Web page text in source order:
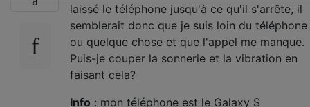
laissé le téléphone jusqu'à ce qu'il s'arrête, il
semblerait donc que je suis loin du téléphone
ou quelque chose et que l'appel me manque.
Puis-je couper la sonnerie et la vibration en
faisant cela?
Info : mon téléphone est le Galaxy S